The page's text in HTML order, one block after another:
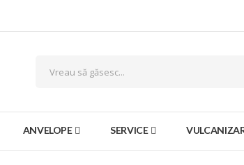
ANVELOPE SERVICE